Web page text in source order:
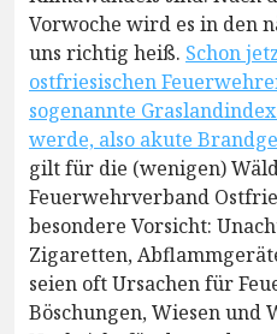
Vorwoche wird es in den
uns richtig heiß. Schon
ostfriesischen
sogenannte
werde, also akute
gilt für die (wenigen)
Feuerwehrverband
besondere Vorsicht:
Zigaretten,
seien oft Ursachen für
Böschungen, Wiesen und